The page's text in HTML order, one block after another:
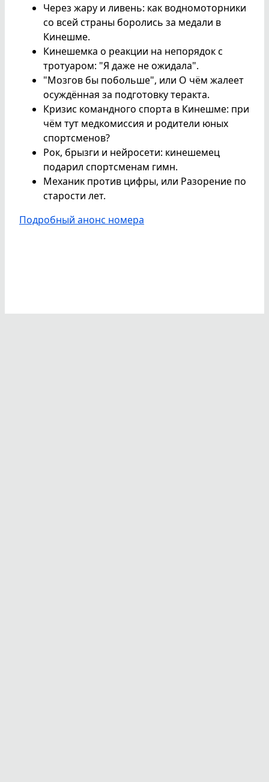
Через жару и ливень: как водномоторники
со всей страны боролись за медали в
Кинешме.
Кинешемка о реакции на непорядок с
тротуаром: "Я даже не ожидала".
"Мозгов бы побольше", или О чём жалеет
осуждённая за подготовку теракта.
Кризис командного спорта в Кинешме: при
чём тут медкомиссия и родители юных
спортсменов?
Рок, брызги и нейросети: кинешемец
подарил спортсменам гимн.
Механик против цифры, или Разорение по
старости лет.
Подробный анонс номера